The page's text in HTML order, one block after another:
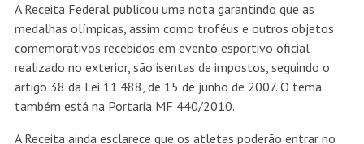
A Receita Federal publicou uma nota garantindo que as
medalhas olímpicas, assim como troféus e outros objetos
comemorativos recebidos em evento esportivo oficial
realizado no exterior, são isentas de impostos, seguindo o
artigo 38 da Lei 11.488, de 15 de junho de 2007. O tema
também está na Portaria MF 440/2010.
A Receita ainda esclarece que os atletas poderão entrar no